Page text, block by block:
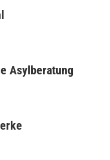
Asylberatung